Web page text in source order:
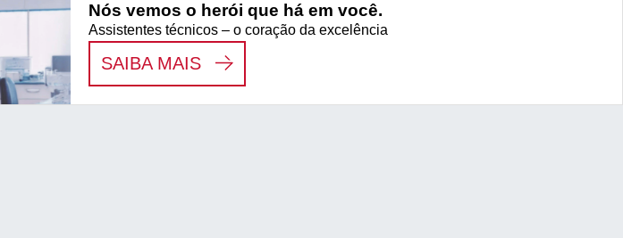
Nós vemos o herói que há em você.
Assistentes técnicos – o coração da excelência
SAIBA MAIS: NÓS VEMOS O HERÓI QUE HÁ EM VOCÊ.